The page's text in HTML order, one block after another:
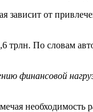
зависит от
трлн. По словам
финансовой
необходимость